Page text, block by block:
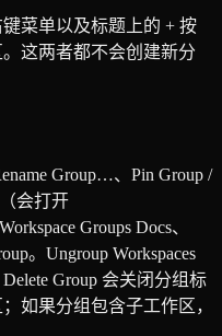
菜单以及标题上的 + 按
这两者都不会创建新分
Group…、Pin Group /
会打开
Groups Docs、
。Ungroup Workspaces
Group 会关闭分组标
如果分组包含子工作区，